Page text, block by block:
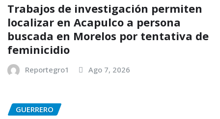
Trabajos de investigación permiten
localizar en Acapulco a persona
buscada en Morelos por tentativa de
feminicidio
Reportegro1 Ago 7, 2026
GUERRERO